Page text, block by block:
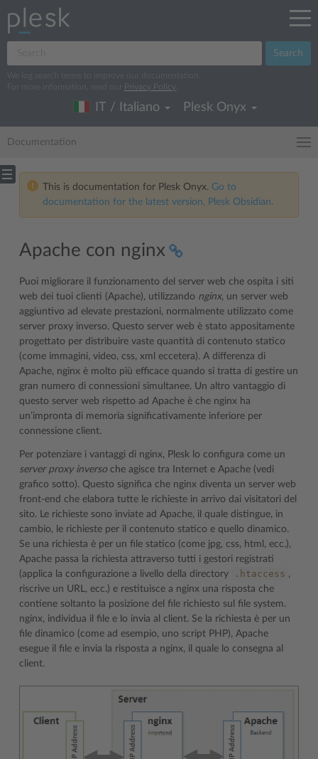
Search
We log search terms to improve our documentation.
For more information, read our
Privacy Policy
IT / Italiano Plesk Onyx
Documentation
This is documentation for Plesk Onyx. Go to
documentation for the latest version, Plesk Obsidian.
Apache con nginx
Puoi migliorare il funzionamento del server web che ospita i siti
web dei tuoi clienti (Apache), utilizzando nginx, un server web
aggiuntivo ad elevate prestazioni, normalmente utilizzato come
server proxy inverso. Questo server web è stato appositamente
progettato per distribuire vaste quantità di contenuto statico
(come immagini, video, css, xml eccetera). A differenza di
Apache, nginx è molto più efficace quando si tratta di gestire un
gran numero di connessioni simultanee. Un altro vantaggio di
questo server web rispetto ad Apache è che nginx ha
un’impronta di memoria significativamente inferiore per
connessione client.
Per potenziare i vantaggi di nginx, Plesk lo configura come un
server proxy inversoche agisce tra Internet e Apache (vedi
grafico sotto). Questo significa che nginx diventa un server web
front-end che elabora tutte le richieste in arrivo dai visitatori del
sito. Le richieste sono inviate ad Apache, il quale distingue, in
cambio, le richieste per il contenuto statico e quello dinamico.
Se una richiesta è per un file statico (come jpg, css, html, ecc.),
Apache passa la richiesta attraverso tutti i gestori registrati
(applica la configurazione a livello della directory
.htaccess ,
riscrive un URL, ecc.) e restituisce a nginx una risposta che
contiene soltanto la posizione del file richiesto sul file system.
nginx, individua il file e lo invia al client. Se la richiesta è per un
file dinamico (come ad esempio, uno script PHP), Apache
esegue il file e invia la risposta a nginx, il quale lo consegna al
client.